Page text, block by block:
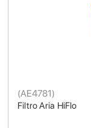
Filtro Aria HiFlo
(AE4781)